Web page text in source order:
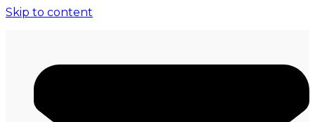
Skip to content